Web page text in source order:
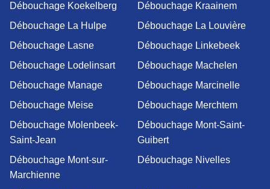
Débouchage Koekelberg
Débouchage Kraainem
Débouchage La Hulpe
Débouchage La Louvière
Débouchage Lasne
Débouchage Linkebeek
Débouchage Lodelinsart
Débouchage Machelen
Débouchage Manage
Débouchage Marcinelle
Débouchage Meise
Débouchage Merchtem
Débouchage Molenbeek-
Saint-Jean
Débouchage Mont-Saint-
Guibert
Débouchage Mont-sur-
Marchienne
Débouchage Nivelles